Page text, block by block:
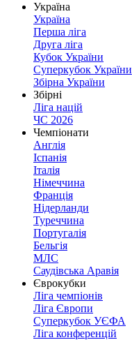
Україна
Україна
Перша ліга
Друга ліга
Кубок України
Суперкубок України
Збірна України
Збірні
Ліга націй
ЧС 2026
Чемпіонати
Англія
Іспанія
Італія
Німеччина
Франція
Нідерланди
Туреччина
Португалія
Бельгія
МЛС
Саудівська Аравія
Єврокубки
Ліга чемпіонів
Ліга Європи
Суперкубок УЄФА
Ліга конференцій